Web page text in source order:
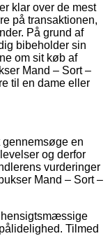
klar over de mest
på transaktionen,
På grund af
bibeholder sin
om sit køb af
Mand – Sort –
til en dame eller
en
og derfor
vurderinger
Mand – Sort –
Tilmed